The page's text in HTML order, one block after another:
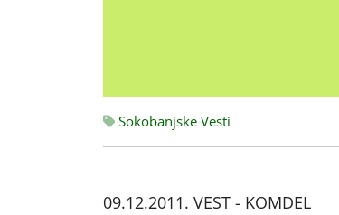
Sokobanjske Vesti
09.12.2011. VEST - KOMDEL